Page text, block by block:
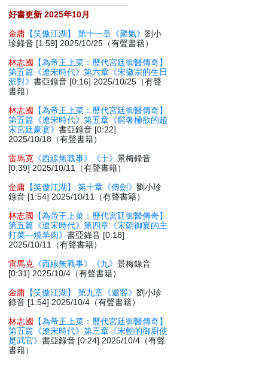
好書更新 2025年10月
金庸 【笑傲江湖】 第十一章《聚氣》劉小
珍錄音 [1:59] 2025/10/25（有聲書籍）
林志國
【為帝王上菜：歷代宮廷御醫傳奇】
第五篇《遼宋時代》第六章《宋徽宗的生日
派對》書亞錄音 [0:16] 2025/10/25（有聲
書籍）
林志國
【為帝王上菜：歷代宮廷御醫傳奇】
第五篇《遼宋時代》第五章《窮奢極欲的趙
宋宮廷豪宴》書亞錄音 [0:22]
2025/10/18（有聲書籍）
雷馬克 《西線無戰事》《十》景梅錄音
[0:39] 2025/10/11（有聲書籍）
金庸 【笑傲江湖】 第十章《傳劍》劉小珍
錄音 [1:54] 2025/10/11（有聲書籍）
林志國
【為帝王上菜：歷代宮廷御醫傳奇】
第五篇《遼宋時代》第四章《宋朝御宴的主
打菜—燒羊肉》書亞錄音 [0:18]
2025/10/11（有聲書籍）
雷馬克 《西線無戰事》《九》景梅錄音
[0:31] 2025/10/4（有聲書籍）
金庸 【笑傲江湖】 第九章《邀客》劉小珍
錄音 [1:54] 2025/10/4（有聲書籍）
林志國
【為帝王上菜：歷代宮廷御醫傳奇】
第五篇《遼宋時代》第三章《宋朝的御廚使
是武官》書亞錄音 [0:24] 2025/10/4（有聲
書籍）